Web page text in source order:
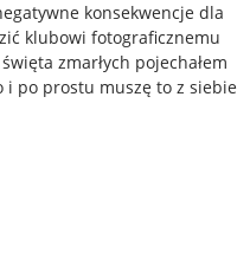
konsekwencje dla
klubowi fotograficznemu
zmarłych pojechałem
i po prostu muszę to z siebie